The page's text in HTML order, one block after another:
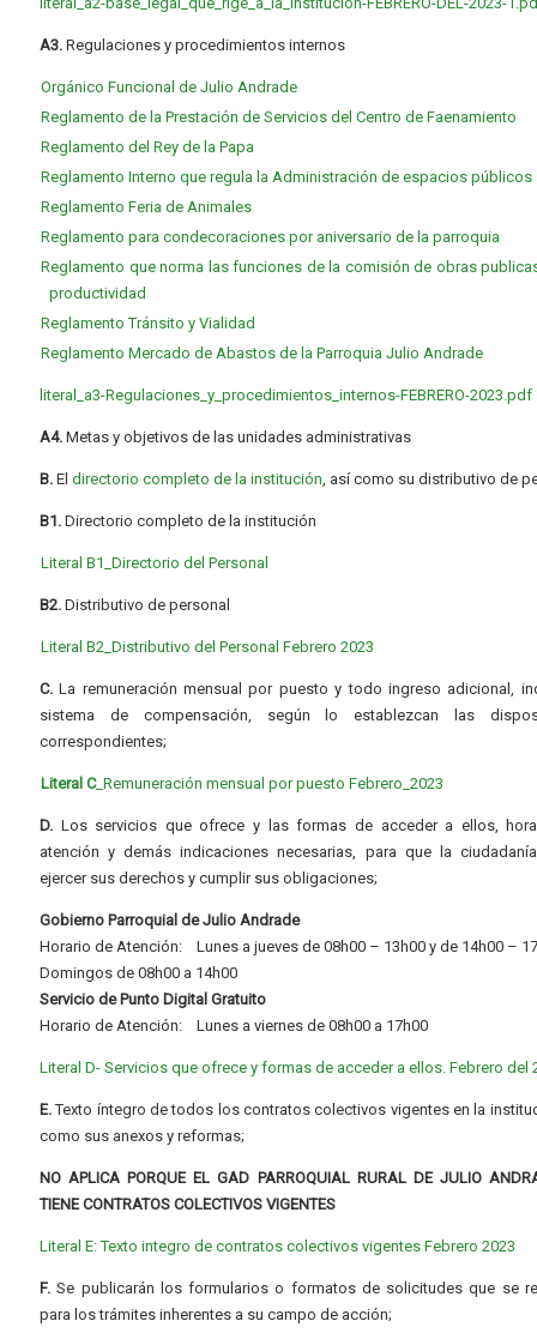
A3. Regulaciones y procedimientos internos
Orgánico Funcional de Julio Andrade
Reglamento de la Prestación de Servicios del Centro de Faenamiento
Reglamento del Rey de la Papa
Reglamento Interno que regula la Administración de espacios públicos
Reglamento Feria de Animales
Reglamento para condecoraciones por aniversario de la parroquia
Reglamento que norma las funciones de la comisión de obras
productividad
Reglamento Tránsito y Vialidad
Reglamento Mercado de Abastos de la Parroquia Julio Andrade
literal_a3-Regulaciones_y_procedimientos_internos-FEBRERO-2023.pdf
A4. Metas y objetivos de las unidades administrativas
B. El directorio completo de la institución, así como su distributivo de
B1. Directorio completo de la institución
Literal B1_Directorio del Personal
B2. Distributivo de personal
Literal B2_Distributivo del Personal Febrero 2023
C. La remuneración mensual por puesto y todo ingreso adicional,
sistema de compensación, según lo establezcan las
correspondientes;
Literal C_Remuneración mensual por puesto Febrero_2023
D. Los servicios que ofrece y las formas de acceder a ellos,
atención y demás indicaciones necesarias, para que la
ejercer sus derechos y cumplir sus obligaciones;
Gobierno Parroquial de Julio Andrade
Horario de Atención: Lunes a jueves de 08h00 – 13h00 y de 14h00 –
Domingos de 08h00 a 14h00
Servicio de Punto Digital Gratuito
Horario de Atención: Lunes a viernes de 08h00 a 17h00
Literal D- Servicios que ofrece y formas de acceder a ellos. Febrero del
E.Texto íntegro de todos los contratos colectivos vigentes en la
como sus anexos y reformas;
NO APLICA PORQUE EL GAD PARROQUIAL RURAL DE JULIO
TIENE CONTRATOS COLECTIVOS VIGENTES
Literal E: Texto integro de contratos colectivos vigentes Febrero 2023
F. Se publicarán los formularios o formatos de solicitudes que se
para los trámites inherentes a su campo de acción;